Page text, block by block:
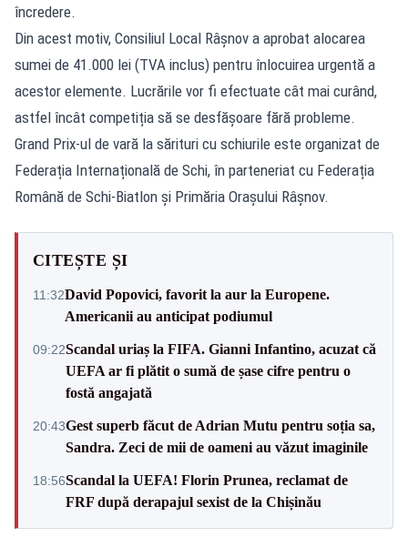
încredere.
Din acest motiv, Consiliul Local Râșnov a aprobat alocarea
sumei de 41.000 lei (TVA inclus) pentru înlocuirea urgentă a
acestor elemente. Lucrările vor fi efectuate cât mai curând,
astfel încât competiția să se desfășoare fără probleme.
Grand Prix-ul de vară la sărituri cu schiurile este organizat de
Federația Internațională de Schi, în parteneriat cu Federația
Română de Schi-Biatlon și Primăria Orașului Râșnov.
CITEȘTE ȘI
11:32David Popovici, favorit la aur la Europene.
Americanii au anticipat podiumul
09:22Scandal uriaș la FIFA. Gianni Infantino, acuzat că
UEFA ar fi plătit o sumă de șase cifre pentru o
fostă angajată
20:43Gest superb făcut de Adrian Mutu pentru soția sa,
Sandra. Zeci de mii de oameni au văzut imaginile
18:56Scandal la UEFA! Florin Prunea, reclamat de
FRF după derapajul sexist de la Chișinău